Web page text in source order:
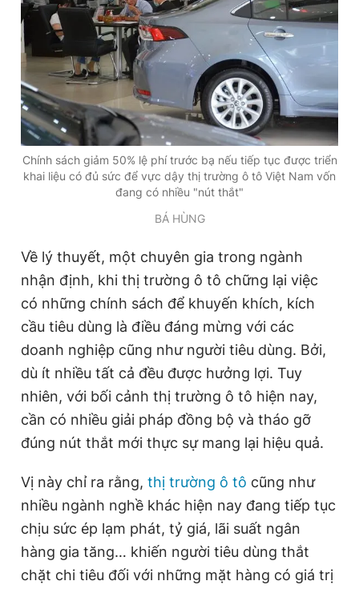
Chính sách giảm 50% lệ phí trước bạ nếu tiếp tục được triển
khai liệu có đủ sức để vực dậy thị trường ô tô Việt Nam vốn
đang có nhiều "nút thắt"
BÁ HÙNG
Về lý thuyết, một chuyên gia trong ngành
nhận định, khi thị trường ô tô chững lại việc
có những chính sách để khuyến khích, kích
cầu tiêu dùng là điều đáng mừng với các
doanh nghiệp cũng như người tiêu dùng. Bởi,
dù ít nhiều tất cả đều được hưởng lợi. Tuy
nhiên, với bối cảnh thị trường ô tô hiện nay,
cần có nhiều giải pháp đồng bộ và tháo gỡ
đúng nút thắt mới thực sự mang lại hiệu quả.
Vị này chỉ ra rằng, thị trường ô tô cũng như
nhiều ngành nghề khác hiện nay đang tiếp tục
chịu sức ép lạm phát, tỷ giá, lãi suất ngân
hàng gia tăng… khiến người tiêu dùng thắt
chặt chi tiêu đối với những mặt hàng có giá trị